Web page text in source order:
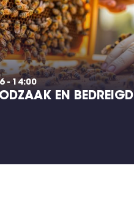
- 14:00
EN BEDREIGD